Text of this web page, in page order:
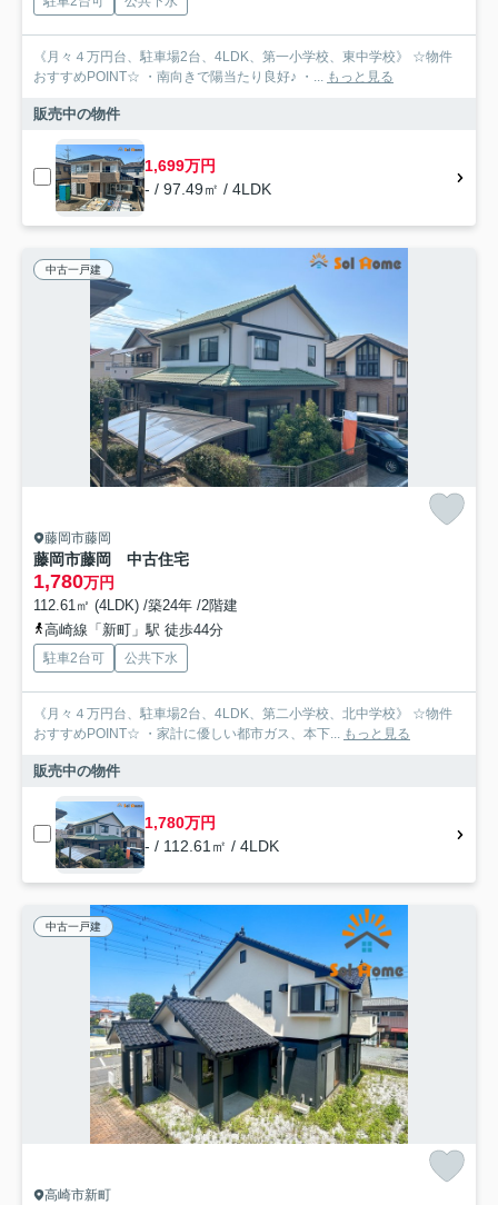
《月々４万円台、駐車場2台、4LDK、第一小学校、東中学校》 ☆物件
おすすめPOINT☆ ・南向きで陽当たり良好♪ ・...
もっと見る
販売中の物件
1,699万円
- / 97.49㎡ / 4LDK
中古一戸建
藤岡市藤岡
藤岡市藤岡 中古住宅
1,780万円
112.61㎡ (4LDK) /築24年 /2階建
高崎線「新町」駅 徒歩44分
駐車2台可 公共下水
《月々４万円台、駐車場2台、4LDK、第二小学校、北中学校》 ☆物件
おすすめPOINT☆ ・家計に優しい都市ガス、本下...
もっと見る
販売中の物件
1,780万円
- / 112.61㎡ / 4LDK
中古一戸建
高崎市新町